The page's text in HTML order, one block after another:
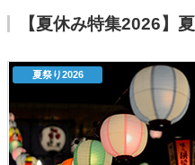
【夏休み特集2026】
夏祭り2026